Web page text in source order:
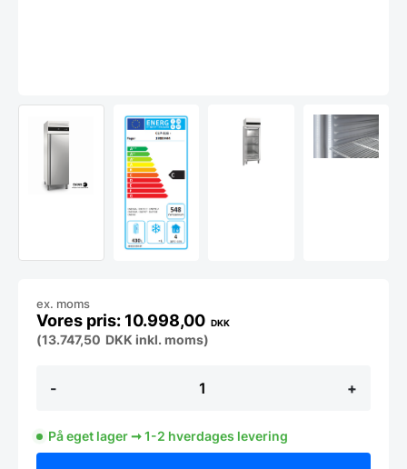
-
CUP-
HØJREHÆNGSLET
antal
+
10.998,00 DKK
ex. moms
(13.747,50 DKK inkl. moms)
På eget lager ➞ 1-2 hverdages levering